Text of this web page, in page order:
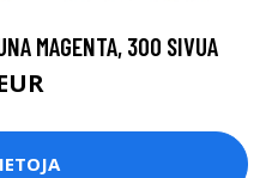
MAGENTA, 300 SIVUA